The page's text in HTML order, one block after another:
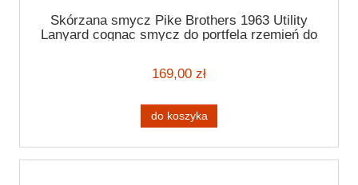
Skórzana smycz Pike Brothers 1963 Utility
Lanyard cognac smycz do portfela rzemień do
169,00 zł
do koszyka